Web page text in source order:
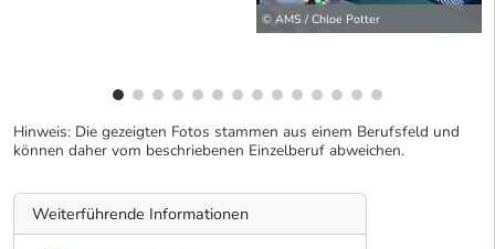
© AMS / Chloe Potter
Hinweis: Die gezeigten Fotos stammen aus einem Berufsfeld und
können daher vom beschriebenen Einzelberuf abweichen.
Weiterführende Informationen